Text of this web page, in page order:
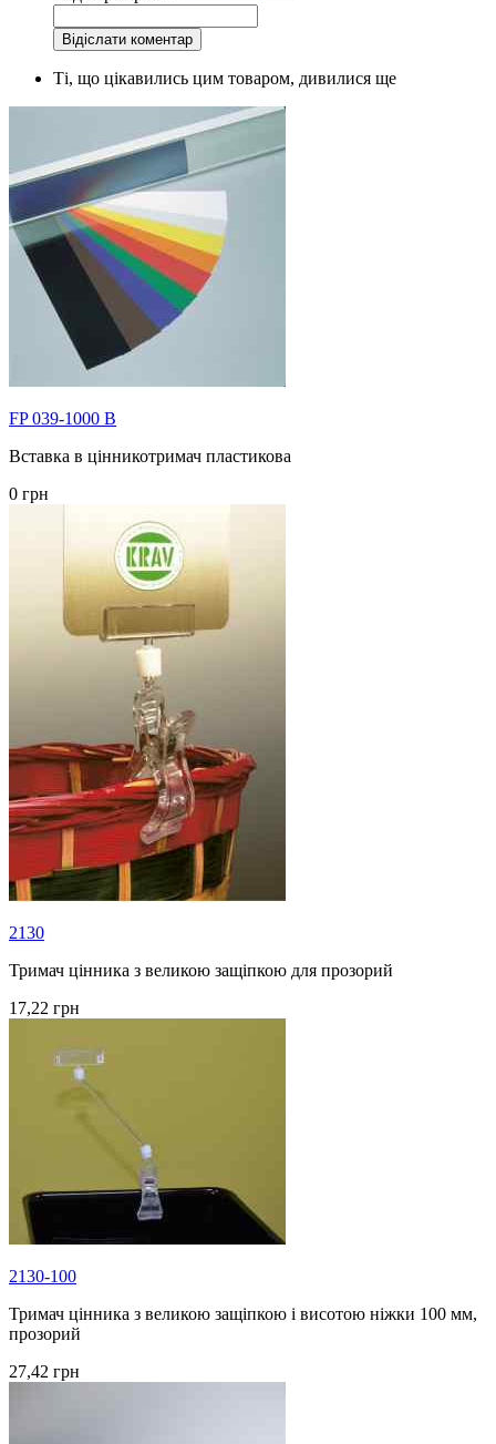
Ті, що цікавились цим товаром, дивилися ще
FP 039-1000 B
Вставка в цінникотримач пластикова
0 грн
2130
Тримач цінника з великою защіпкою для прозорий
17,22 грн
2130-100
Тримач цінника з великою защіпкою і висотою ніжки 100 мм,
прозорий
27,42 грн